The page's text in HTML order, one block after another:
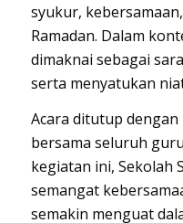
syukur,
Ramadan. Dalam
dimaknai sebagai
serta menyatukan
Acara ditutup
bersama seluruh
kegiatan ini, Sekolah
semangat
semakin menguat